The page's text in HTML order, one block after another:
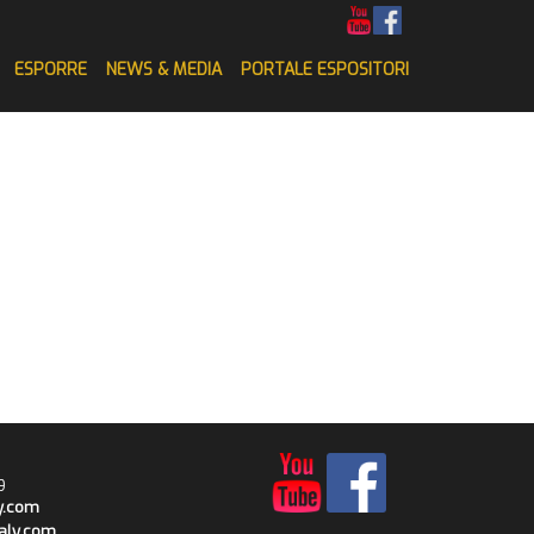
ESPORRE NEWS & MEDIA PORTALE ESPOSITORI